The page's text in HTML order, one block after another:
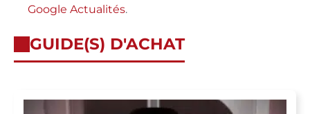
Google Actualités.
GUIDE(S) D'ACHAT